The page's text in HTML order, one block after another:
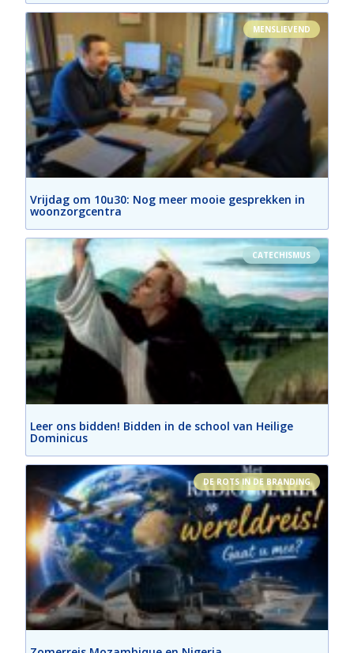
MENSLIEVEND
Vrijdag om 10u30: Nog meer mooie gesprekken in
woonzorgcentra
CATECHISMUS
Leer ons bidden! Bidden in de school van Heilige
Dominicus
DE ROTS IN DE BRANDING